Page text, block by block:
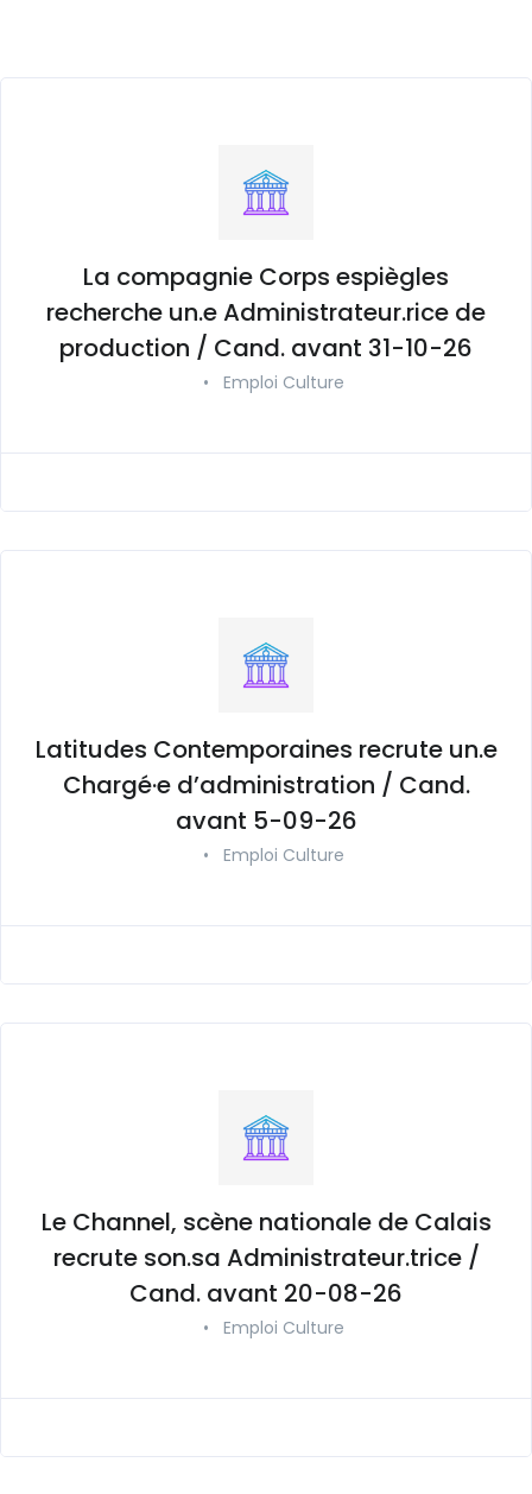
La compagnie Corps espiègles
recherche un.e Administrateur.rice de
production / Cand. avant 31-10-26
• Emploi Culture
Latitudes Contemporaines recrute un.e
Chargé·e d’administration / Cand.
avant 5-09-26
• Emploi Culture
Le Channel, scène nationale de Calais
recrute son.sa Administrateur.trice /
Cand. avant 20-08-26
• Emploi Culture